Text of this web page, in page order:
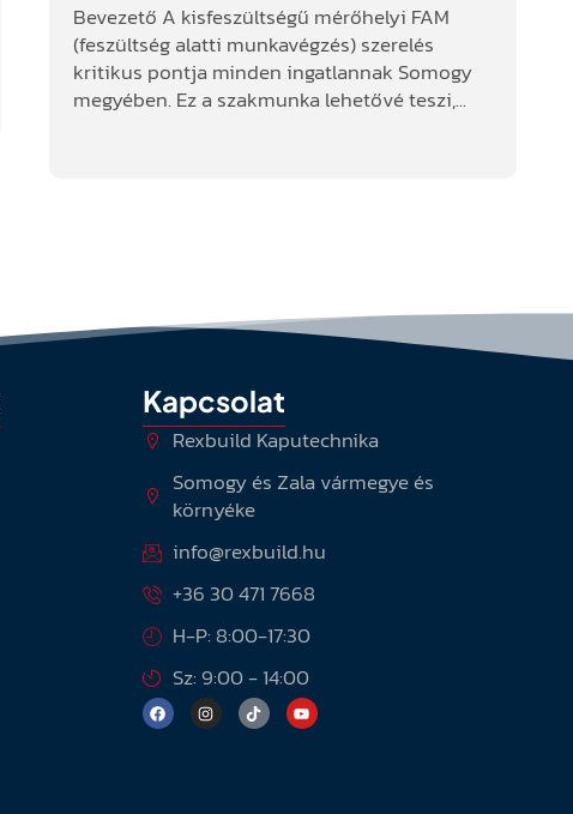
Bevezető A kisfeszültségű mérőhelyi FAM
(feszültség alatti munkavégzés) szerelés
kritikus pontja minden ingatlannak Somogy
megyében. Ez a szakmunka lehetővé teszi,...
Kapcsolat
Rexbuild Kaputechnika
Somogy és Zala vármegye és
környéke
info@rexbuild.hu
+36 30 471 7668
H-P: 8:00-17:30
Sz: 9:00 - 14:00